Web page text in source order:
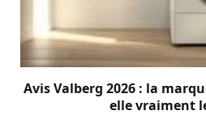
Avis Valberg 2026 : la
elle vraiment